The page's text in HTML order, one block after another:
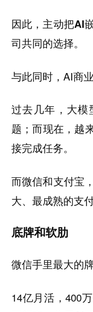
因此， 主动把AI
司共同的选择。
与此同时，AI商
过去几年，大模
题；而现在，越
接完成任务。
而微信和支付宝
大、最成熟的支
底牌和软肋
微信手里最大的
14亿月活，400